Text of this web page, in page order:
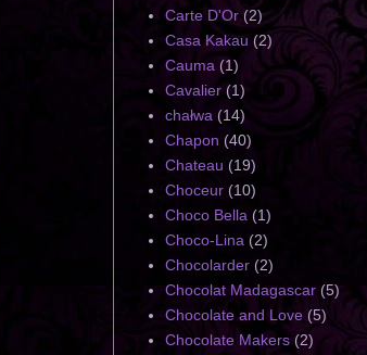
Carte D'Or (2)
Casa Kakau (2)
Cauma (1)
Cavalier (1)
chałwa (14)
Chapon (40)
Chateau (19)
Choceur (10)
Choco Bella (1)
Choco-Lina (2)
Chocolarder (2)
Chocolat Madagascar (5)
Chocolate and Love (5)
Chocolate Makers (2)